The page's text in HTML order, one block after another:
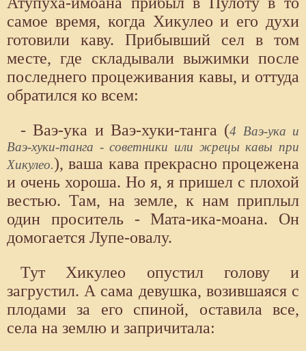
самое время, когда Хикулео и его духи
готовили каву. Прибывший сел в том
месте, где складывали выжимки после
последнего процеживания кавы, и оттуда
обратился ко всем:
- Ваэ-ука и Ваэ-хуки-танга (4 Ваэ-ука и
Ваэ-хуки-танга - советники или жрецы кавы при
Хикулео.), ваша кава прекрасно процежена
и очень хороша. Но я, я пришел с плохой
вестью. Там, на земле, к нам приплыл
один проситель - Мата-ика-моана. Он
домогается Лупе-овалу.
Тут Хикулео опустил голову и
загрустил. А сама девушка, возившаяся с
плодами за его спиной, оставила все,
села на землю и запричитала: